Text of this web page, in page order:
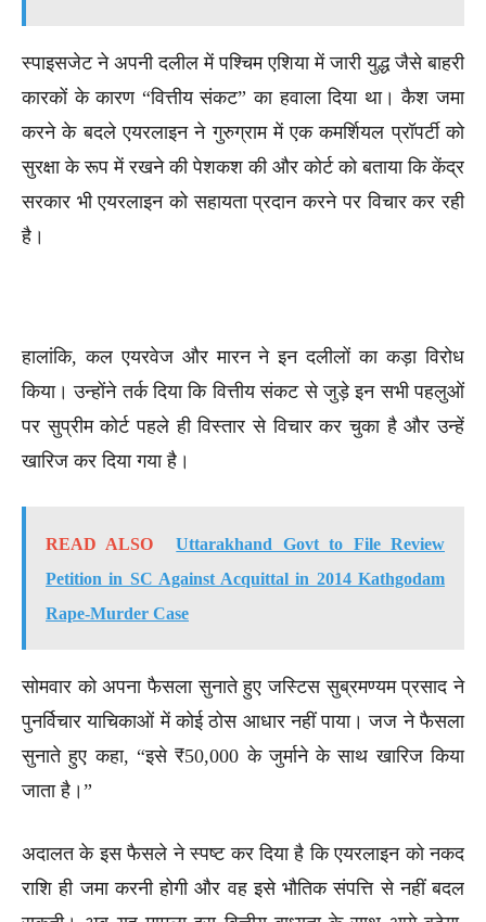
स्पाइसजेट ने अपनी दलील में पश्चिम एशिया में जारी युद्ध जैसे बाहरी
कारकों के कारण “वित्तीय संकट” का हवाला दिया था। कैश जमा
करने के बदले एयरलाइन ने गुरुग्राम में एक कमर्शियल प्रॉपर्टी को
सुरक्षा के रूप में रखने की पेशकश की और कोर्ट को बताया कि केंद्र
सरकार भी एयरलाइन को सहायता प्रदान करने पर विचार कर रही
है।
हालांकि, कल एयरवेज और मारन ने इन दलीलों का कड़ा विरोध
किया। उन्होंने तर्क दिया कि वित्तीय संकट से जुड़े इन सभी पहलुओं
पर सुप्रीम कोर्ट पहले ही विस्तार से विचार कर चुका है और उन्हें
खारिज कर दिया गया है।
READ ALSO
Uttarakhand Govt to File Review
Petition in SC Against Acquittal in 2014 Kathgodam
Rape-Murder Case
सोमवार को अपना फैसला सुनाते हुए जस्टिस सुब्रमण्यम प्रसाद ने
पुनर्विचार याचिकाओं में कोई ठोस आधार नहीं पाया। जज ने फैसला
सुनाते हुए कहा, “इसे ₹50,000 के जुर्माने के साथ खारिज किया
जाता है।”
अदालत के इस फैसले ने स्पष्ट कर दिया है कि एयरलाइन को नकद
राशि ही जमा करनी होगी और वह इसे भौतिक संपत्ति से नहीं बदल